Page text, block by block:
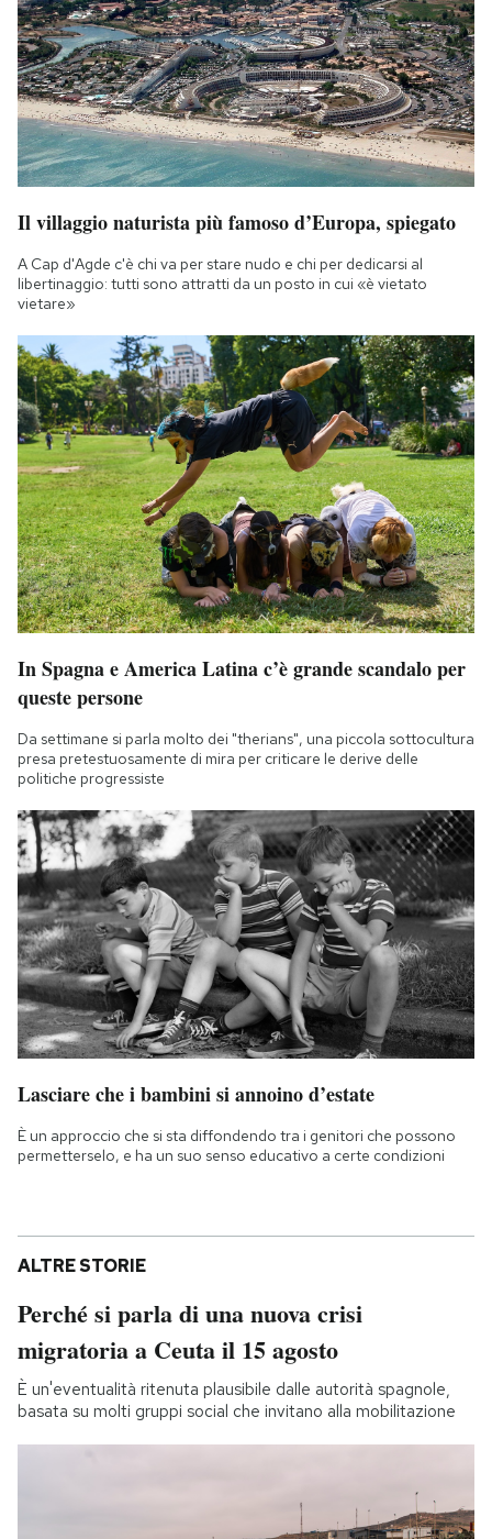
Il villaggio naturista più famoso d’Europa, spiegato
A Cap d'Agde c'è chi va per stare nudo e chi per dedicarsi al
libertinaggio: tutti sono attratti da un posto in cui «è vietato
vietare»
In Spagna e America Latina c’è grande scandalo per
queste persone
Da settimane si parla molto dei "therians", una piccola sottocultura
presa pretestuosamente di mira per criticare le derive delle
politiche progressiste
Lasciare che i bambini si annoino d’estate
È un approccio che si sta diffondendo tra i genitori che possono
permetterselo, e ha un suo senso educativo a certe condizioni
ALTRE STORIE
Perché si parla di una nuova crisi
migratoria a Ceuta il 15 agosto
È un'eventualità ritenuta plausibile dalle autorità spagnole,
basata su molti gruppi social che invitano alla mobilitazione